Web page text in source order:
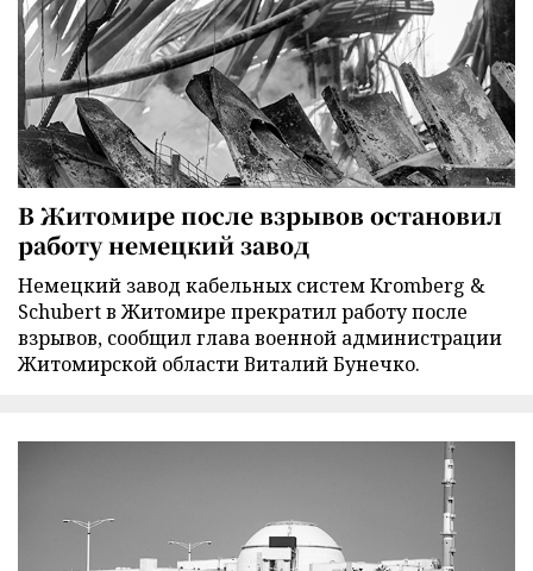
В Житомире после взрывов остановил
работу немецкий завод
Немецкий завод кабельных систем Kromberg &
Schubert в Житомире прекратил работу после
взрывов, сообщил глава военной администрации
Житомирской области Виталий Бунечко.